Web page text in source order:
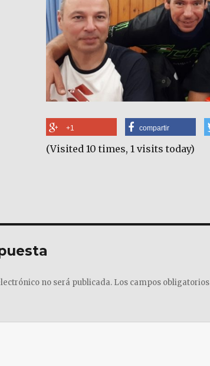
+1 compartir
(Visited 10 times, 1 visits today)
no será publicada. Los campos